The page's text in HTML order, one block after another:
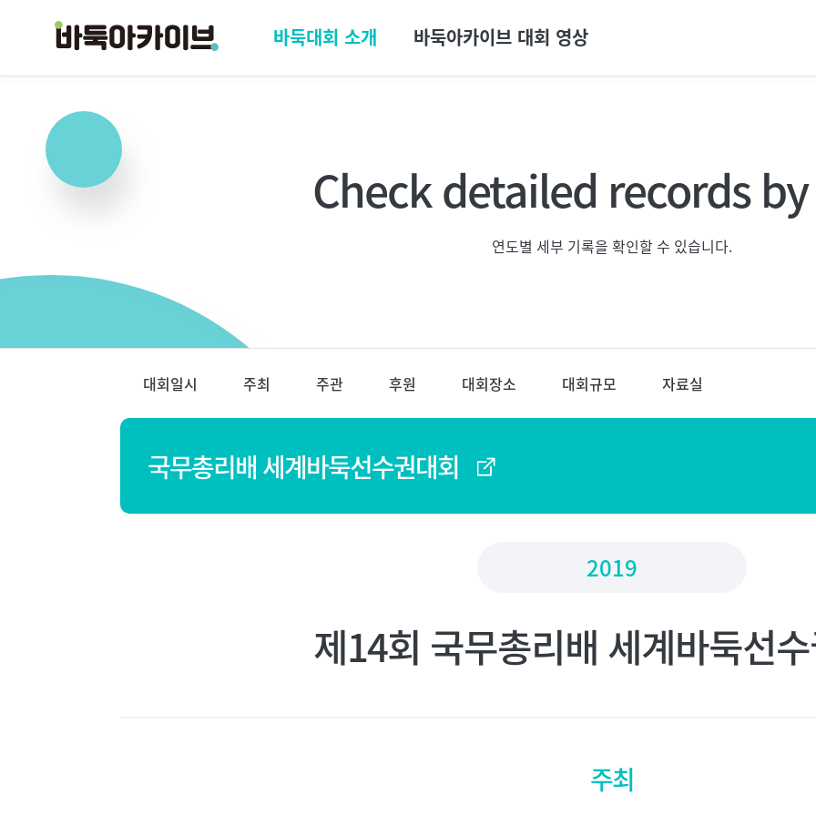
바둑아카이브
메
바둑대회 소개 바둑아카이브 대회 영상
Check detailed records
연도별 세부 기록을 확인할 수 있습니다.
메
대회일시 주최 주관 후원 대회장소 대회규모 자료실
국무총리배 세계바둑선수권대회
2019
제14회 국무총리배 세계바둑선
주최